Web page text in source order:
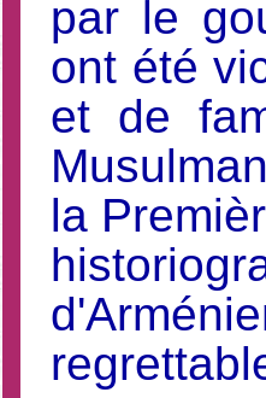
par le
ont été
et de
la